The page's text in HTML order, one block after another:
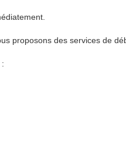
proposons des services de